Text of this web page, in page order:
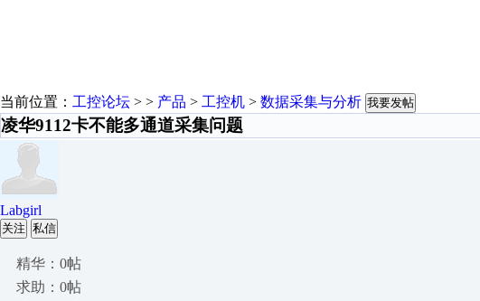
当前位置： 工控论坛 > > 产品 > 工控机 > 数据采集与分析 我要发帖
凌华9112卡不能多通道采集问题
Labgirl
关注 私信
精华：0帖
求助：0帖